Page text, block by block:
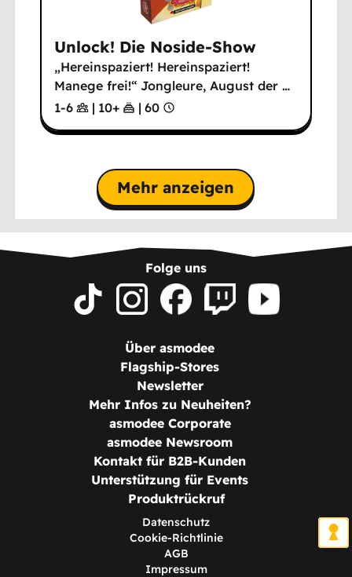
Unlock! Die Noside-Show
„Hereinspaziert! Hereinspaziert!
Manege frei!“ Jongleure, August der…
1-6
| 10+ | 60
Mehr anzeigen
Folge uns
Über asmodee
Flagship-Stores
Newsletter
Mehr Infos zu Neuheiten?
asmodee Corporate
asmodee Newsroom
Kontakt für B2B-Kunden
Unterstützung für Events
Produktrückruf
Datenschutz
Cookie-Richtlinie
AGB
Impressum